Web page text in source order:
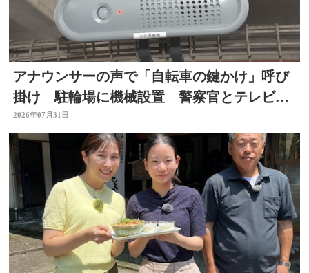
アナウンサーの声で「自転車の鍵かけ」呼び
掛け 駐輪場に機械設置 警察官とテレビ局
がタッグ 大分
2026年07月31日